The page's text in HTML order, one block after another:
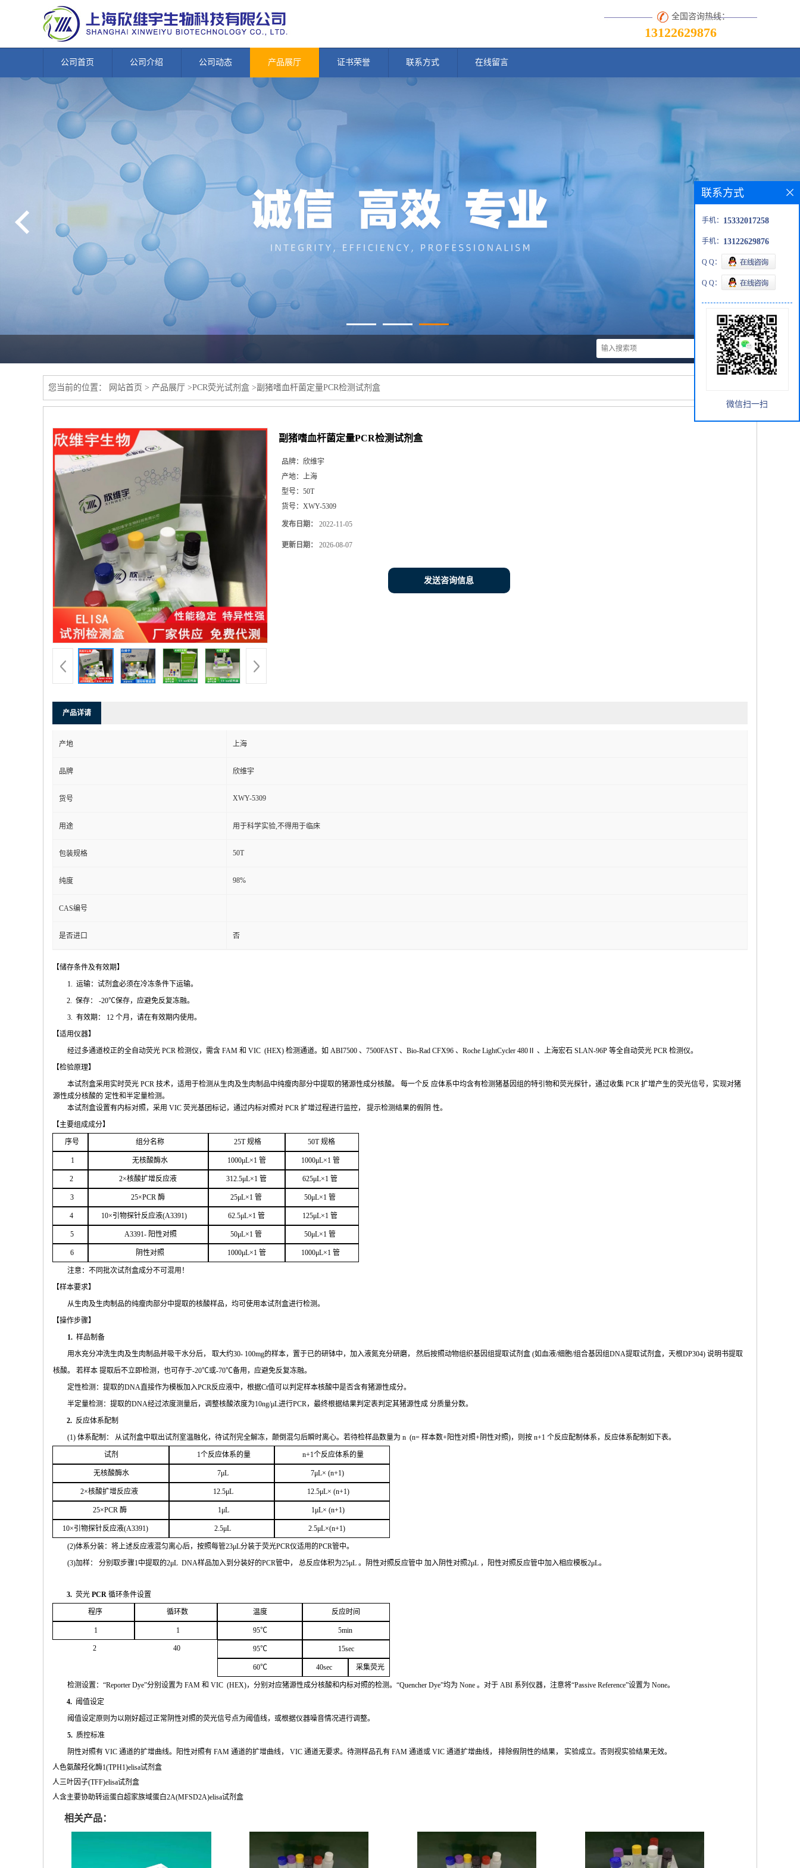
全国咨询热线：
13122629876
公司首页 公司介绍 公司动态 产品展厅 证书荣誉 联系方式 在线留言
您当前的位置： 网站首页 > 产品展厅 >PCR荧光试剂盒 >副猪嗜血杆菌定量PCR检测试剂盒
副猪嗜血杆菌定量PCR检测试剂盒
品牌： 欣维宇
产地： 上海
型号： 50T
货号： XWY-5309
发布日期： 2022-11-05
更新日期： 2026-08-07
发送咨询信息
产品详请
产地 上海
品牌 欣维宇
货号 XWY-5309
用途 用于科学实验,不得用于临床
包装规格 50T
纯度 98%
CAS编号
是否进口 否
【储存条件及有效期】
1.运输：试剂盒必须在冷冻条件下运输。
2.保存： -20℃保存，应避免反复冻融。
3. 有效期： 12 个月，请在有效期内使用。
【适用仪器】
经过多通道校正的全自动荧光 PCR 检测仪，需含 FAM 和 VIC (HEX) 检测通道。如 ABI7500 、 7500FAST、 Bio-Rad CFX96 、 Roche LightCycler 480Ⅱ 、上海宏石 SLAN-96P 等全自动荧光 PCR 检测仪。
【检验原理】
本试剂盒采用实时荧光 PCR 技术，适用于检测从生肉及生肉制品中纯瘦肉部分中提取的猪源性成分核酸。 每一个反 应体系中均含有检测猪基因组的特引物和荧光探针，通过收集 PCR 扩增产生的荧光信号，实现对猪
源性成分核酸的 定性和半定量检测。
本试剂盒设置有内标对照，采用 VIC 荧光基团标记，通过内标对照对 PCR 扩增过程进行监控， 提示检测结果的假阴 性。
【主要组成成分】
序号 组分名称 25T规格 50T 规格
1 无核酸酶水 1000μL×1 管 1000μL×1 管
2 2×核酸扩增反应液 312.5μL×1 管 625μL×1 管
3 25×PCR 酶 25μL×1 管 50μL×1 管
4 10×引物探针反应液(A3391) 62.5μL×1 管 125μL×1管
5 A3391- 阳性对照 50μL×1管 50μL×1 管
6 阴性对照 1000μL×1 管 1000μL×1 管
注意：不同批次试剂盒成分不可混用！
【样本要求】
从生肉及生肉制品的纯瘦肉部分中提取的核酸样品，均可使用本试剂盒进行检测。
【操作步骤】
1. 样品制备
用水充分冲洗生肉及生肉制品并吸干水分后， 取大约30- 100mg的样本，置于已的研钵中，加入液氮充分研磨， 然后按照动物组织基因组提取试剂盒(如血液/细胞/组合基因组DNA提取试剂盒，天根DP304) 说明书提取
核酸。 若样本 提取后不立即检测，也可存于-20℃或-70℃备用，应避免反复冻融。
定性检测：提取的DNA直接作为模板加入PCR反应液中，根据Ct值可以判定样本核酸中是否含有猪源性成分。
半定量检测：提取的DNA经过浓度测量后，调整核酸浓度为10ng/μL进行PCR，最终根据结果判定表判定其猪源性成 分质量分数。
2. 反应体系配制
(1) 体系配制： 从试剂盒中取出试剂室温融化，待试剂完全解冻，颠倒混匀后瞬时离心。若待检样品数量为 n (n= 样本数+阳性对照+阴性对照)，则按 n+1 个反应配制体系，反应体系配制如 下表。
试剂 1个反应体系的量 n+1个反应体系的量
无核酸酶水 7μL 7μL× (n+1)
2×核酸扩增反应液 12.5μL 12.5μL× (n+1)
25×PCR 酶 1μL 1μL× (n+1)
10×引物探针反应液(A3391) 2.5μL 2.5μL×(n+1)
(2)体系分装：将上述反应液混匀离心后，按照每管23μL分装于荧光PCR仪适用的PCR管中。
(3)加样： 分别取步骤1中提取的2μL DNA样品加入到分装好的PCR管中， 总反应体积为25μL 。阴性对照反应管中 加入阴性对照2μL ，阳性对照反应管中加入相应模板2μL。
3. 荧光 PCR 循环条件设置
程序 循环数 温度 反应时间
1 1 95℃ 5min
2 40 95℃ 15sec
60℃ 40sec 采集荧光
检测设置： “Reporter Dye”分别设置为 FAM 和 VIC (HEX)，分别对应猪源性成分核酸和内标对照的检测。 “Quencher Dye”均为 None 。对于 ABI 系列仪器，注意将“Passive Reference”设置为 None。
4. 阈值设定
阈值设定原则为以刚好超过正常阴性对照的荧光信号点为阈值线，或根据仪器噪音情况进行调整。
5. 质控标准
阴性对照有 VIC通道的扩增曲线。阳性对照有 FAM通道的扩增曲线， VIC通道无要求。待测样品孔有 FAM通道或 VIC 通道扩增曲线， 排除假阴性的结果，
实验成立。否则视实验结果无效。
人色氨酸羟化酶1(TPH1)elisa试剂盒
人三叶因子(TFF)elisa试剂盒
人含主要协助转运蛋白超家族域蛋白2A(MFSD2A)elisa试剂盒
相关产品：
联系方式
手机： 15332017258
手机： 13122629876
Q Q：
Q Q：
微信扫一扫